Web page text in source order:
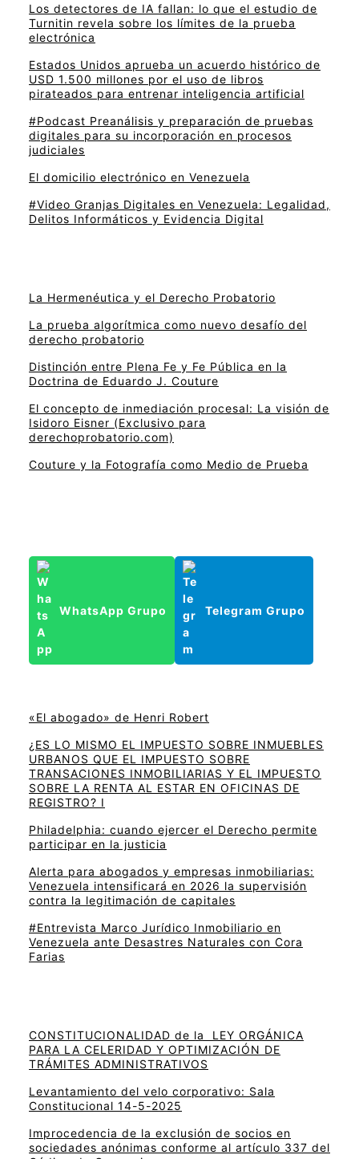
Los detectores de IA fallan: lo que el estudio de
Turnitin revela sobre los límites de la prueba
electrónica
Estados Unidos aprueba un acuerdo histórico de
USD 1.500 millones por el uso de libros
pirateados para entrenar inteligencia artificial
#Podcast Preanálisis y preparación de pruebas
digitales para su incorporación en procesos
judiciales
El domicilio electrónico en Venezuela
#Video Granjas Digitales en Venezuela: Legalidad,
Delitos Informáticos y Evidencia Digital
La Hermenéutica y el Derecho Probatorio
La prueba algorítmica como nuevo desafío del
derecho probatorio
Distinción entre Plena Fe y Fe Pública en la
Doctrina de Eduardo J. Couture
El concepto de inmediación procesal: La visión de
Isidoro Eisner (Exclusivo para
derechoprobatorio.com)
Couture y la Fotografía como Medio de Prueba
WhatsApp Grupo Telegram Grupo
«El abogado» de Henri Robert
¿ES LO MISMO EL IMPUESTO SOBRE INMUEBLES
URBANOS QUE EL IMPUESTO SOBRE
TRANSACIONES INMOBILIARIAS Y EL IMPUESTO
SOBRE LA RENTA AL ESTAR EN OFICINAS DE
REGISTRO? I
Philadelphia: cuando ejercer el Derecho permite
participar en la justicia
Alerta para abogados y empresas inmobiliarias:
Venezuela intensificará en 2026 la supervisión
contra la legitimación de capitales
#Entrevista Marco Jurídico Inmobiliario en
Venezuela ante Desastres Naturales con Cora
Farias
CONSTITUCIONALIDAD de la LEY ORGÁNICA
PARA LA CELERIDAD Y OPTIMIZACIÓN DE
TRÁMITES ADMINISTRATIVOS
Levantamiento del velo corporativo: Sala
Constitucional 14-5-2025
Improcedencia de la exclusión de socios en
sociedades anónimas conforme al artículo 337 del